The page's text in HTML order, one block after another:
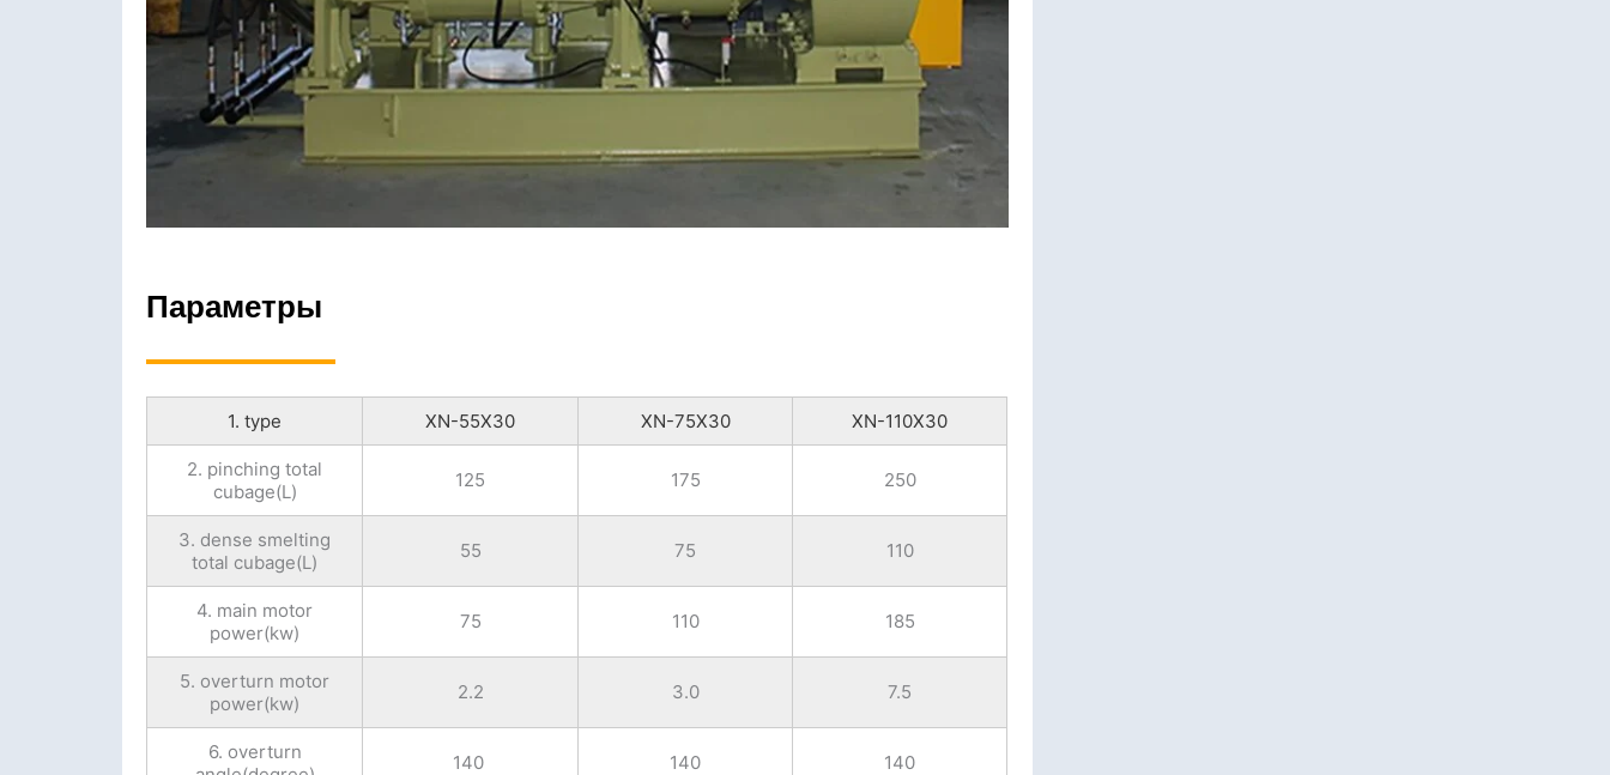
Параметры
1. type XN-55X30 XN-75X30 XN-110X30
2. pinching total
cubage(L)
125 175 250
3. dense smelting
total cubage(L)
55 75 110
4. main motor
power(kw)
75 110 185
5. overturn motor
power(kw)
2.2 3.0 7.5
6. overturn
140 140 140